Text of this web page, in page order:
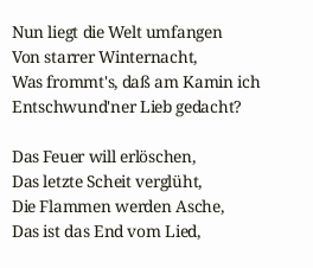
Nun liegt die Welt umfangen
Von starrer Winternacht,
Was frommt's, daß am Kamin ich
Entschwund'ner Lieb gedacht?
Das Feuer will erlöschen,
Das letzte Scheit verglüht,
Die Flammen werden Asche,
Das ist das End vom Lied,